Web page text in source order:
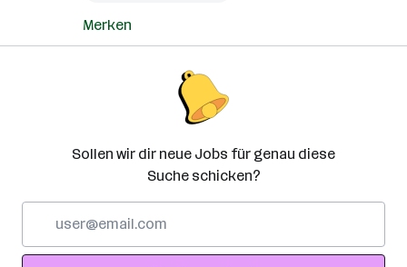
Merken
Sollen wir dir neue Jobs für genau diese
Suche schicken?
Adresse